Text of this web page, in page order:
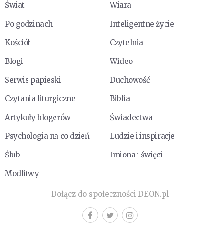
Świat
Wiara
Po godzinach
Inteligentne życie
Kościół
Czytelnia
Blogi
Wideo
Serwis papieski
Duchowość
Czytania liturgiczne
Biblia
Artykuły blogerów
Świadectwa
Psychologia na co dzień
Ludzie i inspiracje
Ślub
Imiona i święci
Modlitwy
Dołącz do społeczności DEON.pl